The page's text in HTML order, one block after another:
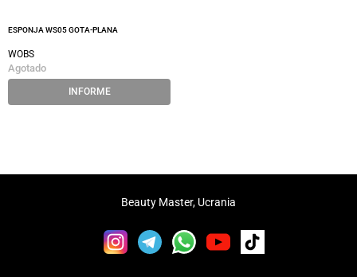
ESPONJA WS05 GOTA-PLANA
WOBS
Agotado
INFORME
Beauty Master, Ucrania